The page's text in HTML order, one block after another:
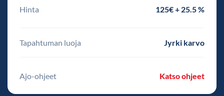
Hinta 125€ + 25.5 %
Tapahtuman luoja Jyrki karvo
Ajo-ohjeet Katso ohjeet